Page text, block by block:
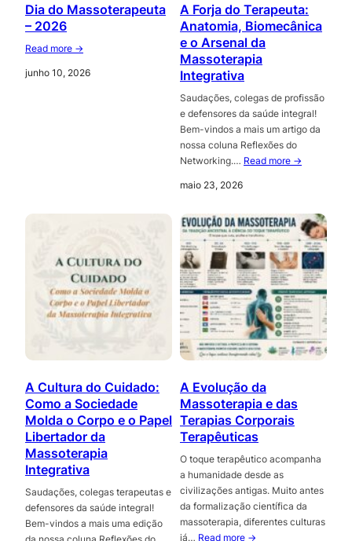
Dia do Massoterapeuta
– 2026
Read more →
junho 10, 2026
A Forja do Terapeuta:
Anatomia, Biomecânica
e o Arsenal da
Massoterapia
Integrativa
Saudações, colegas de profissão
e defensores da saúde integral!
Bem-vindos a mais um artigo da
nossa coluna Reflexões do
Networking.… Read more →
maio 23, 2026
A Cultura do Cuidado:
Como a Sociedade
Molda o Corpo e o Papel
Libertador da
Massoterapia
Integrativa
Saudações, colegas terapeutas e
defensores da saúde integral!
Bem-vindos a mais uma edição
A Evolução da
Massoterapia e das
Terapias Corporais
Terapêuticas
O toque terapêutico acompanha
a humanidade desde as
civilizações antigas. Muito antes
da formalização científica da
massoterapia, diferentes culturas
já… Read more →